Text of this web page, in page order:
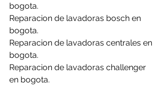
bogota.
Reparacion de lavadoras bosch en
bogota.
Reparacion de lavadoras centrales en
bogota.
Reparacion de lavadoras challenger
en bogota.